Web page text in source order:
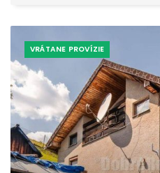
VRÁTANE PROVÍZIE